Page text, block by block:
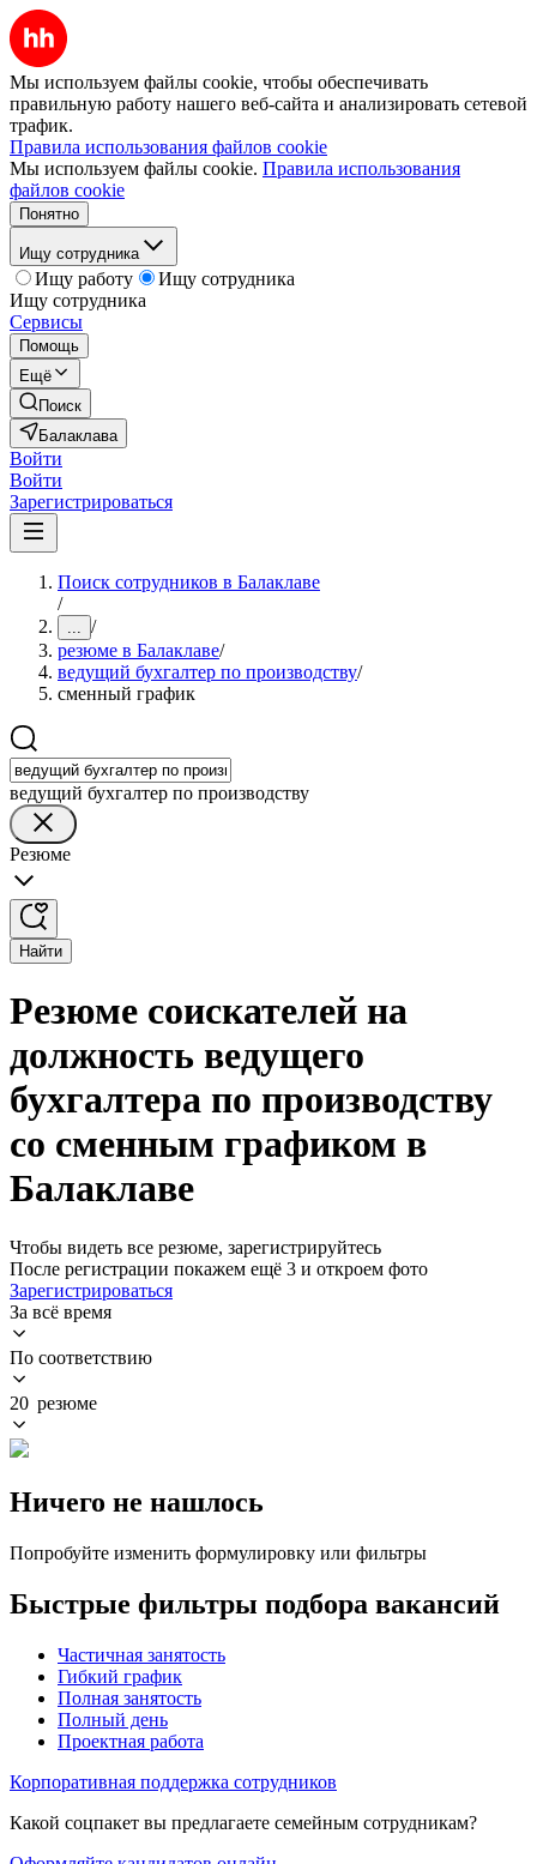
Мы используем файлы cookie, чтобы обеспечивать
правильную работу нашего веб-сайта и анализировать сетевой
трафик.
Правила использования файлов cookie
Мы используем файлы cookie. Правила использования
файлов cookie
Понятно
Ищу сотрудника
Ищу работу
Ищу сотрудника
Ищу сотрудника
Сервисы
Помощь
Ещё
Поиск
Балаклава
Войти
Войти
Зарегистрироваться
Поиск сотрудников в Балаклаве
/
... /
резюме в Балаклаве/
ведущий бухгалтер по производству/
сменный график
ведущий бухгалтер по производству
Резюме
Найти
Резюме соискателей на
должность ведущего
бухгалтера по производству
со сменным графиком в
Балаклаве
Чтобы видеть все резюме, зарегистрируйтесь
После регистрации покажем ещё 3 и откроем фото
Зарегистрироваться
За всё время
По соответствию
20 резюме
Ничего не нашлось
Попробуйте изменить формулировку или фильтры
Быстрые фильтры подбора вакансий
Частичная занятость
Гибкий график
Полная занятость
Полный день
Проектная работа
Корпоративная поддержка сотрудников
Какой соцпакет вы предлагаете семейным сотрудникам?